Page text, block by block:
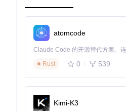
配置项排除 ：允许用户手
修改后的图像元素检测函数引入
atomcode
Rust
0 539
Kimi-K3